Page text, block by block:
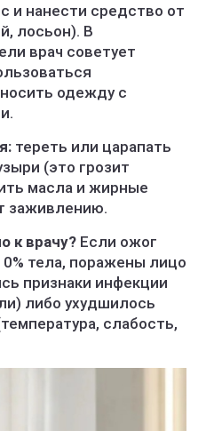
и нанести средство от
лосьон). В
врач советует
одежду с
тереть или царапать
(это грозит
масла и жирные
заживлению.
к врачу? Если ожог
тела, поражены лицо
признаки инфекции
либо ухудшилось
слабость,